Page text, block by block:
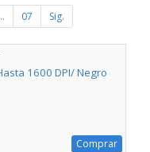
07 Sig.
1600 DPI/ Negro
Comprar